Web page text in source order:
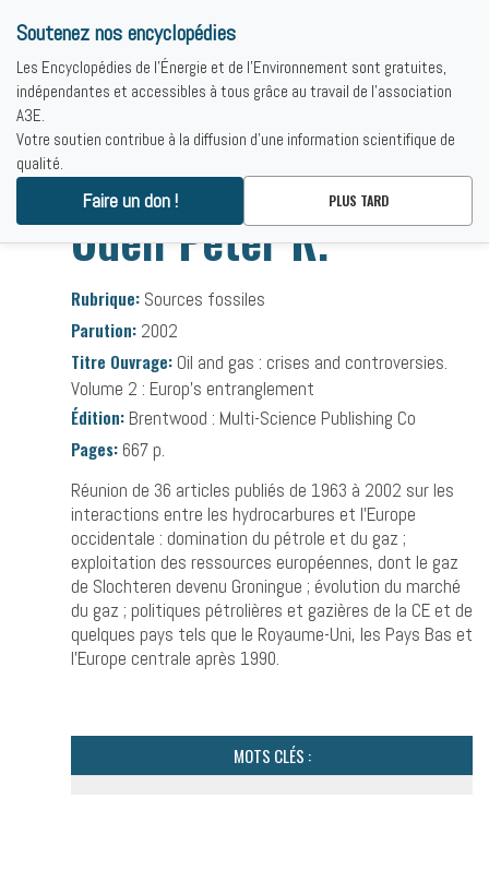
Bibliographies -
Odell Peter R.
Rubrique: Sources fossiles
Parution: 2002
Titre Ouvrage: Oil and gas : crises and controversies.
Volume 2 : Europ’s entranglement
Édition: Brentwood : Multi-Science Publishing Co
Pages: 667 p.
Réunion de 36 articles publiés de 1963 à 2002 sur les
interactions entre les hydrocarbures et l’Europe
occidentale : domination du pétrole et du gaz ;
exploitation des ressources européennes, dont le gaz
de Slochteren devenu Groningue ; évolution du marché
du gaz ; politiques pétrolières et gazières de la CE et de
quelques pays tels que le Royaume-Uni, les Pays Bas et
l’Europe centrale après 1990.
MOTS CLÉS :
Soutenez nos encyclopédies
Les Encyclopédies de l'Énergie et de l'Environnement sont gratuites,
indépendantes et accessibles à tous grâce au travail de l'association
A3E.
Votre soutien contribue à la diffusion d'une information scientifique de
qualité.
Faire un don ! PLUS TARD